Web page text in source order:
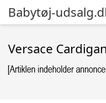
Babytøj-
Versace